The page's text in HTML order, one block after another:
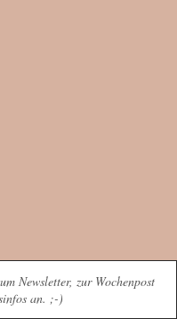
Newsletter, zur Wochenpost
und zu Veranstaltungsinfos an. ;-)